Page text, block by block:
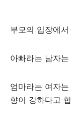
부모의 입장에
아빠라는 남자
엄마라는 여자
향이 강하다고